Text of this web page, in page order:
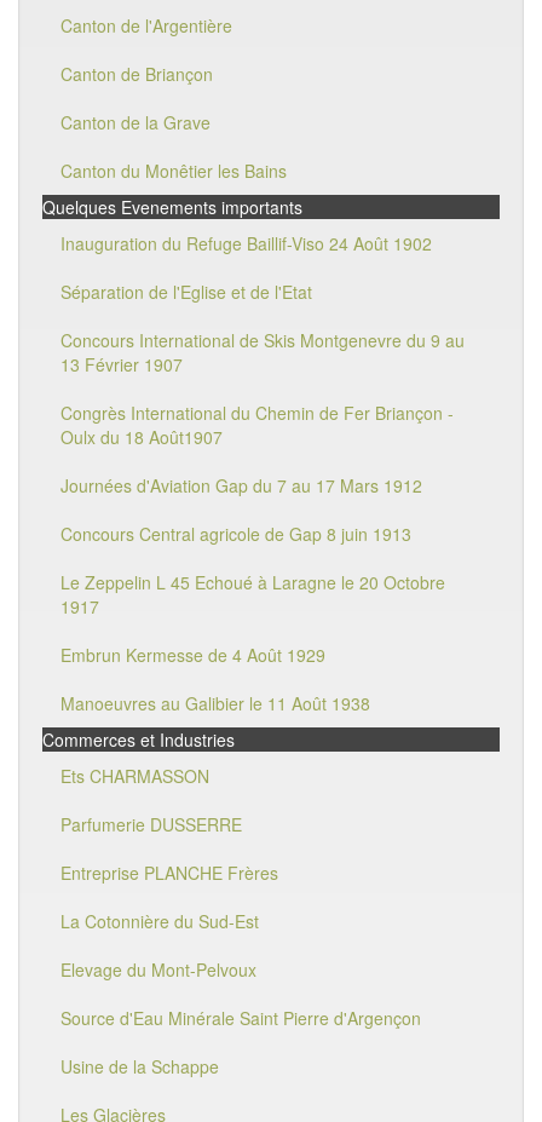
Canton de l'Argentière
Canton de Briançon
Canton de la Grave
Canton du Monêtier les Bains
Quelques Evenements importants
Inauguration du Refuge Baillif-Viso 24 Août 1902
Séparation de l'Eglise et de l'Etat
Concours International de Skis Montgenevre du 9 au
13 Février 1907
Congrès International du Chemin de Fer Briançon -
Oulx du 18 Août1907
Journées d'Aviation Gap du 7 au 17 Mars 1912
Concours Central agricole de Gap 8 juin 1913
Le Zeppelin L 45 Echoué à Laragne le 20 Octobre
1917
Embrun Kermesse de 4 Août 1929
Manoeuvres au Galibier le 11 Août 1938
Commerces et Industries
Ets CHARMASSON
Parfumerie DUSSERRE
Entreprise PLANCHE Frères
La Cotonnière du Sud-Est
Elevage du Mont-Pelvoux
Source d'Eau Minérale Saint Pierre d'Argençon
Usine de la Schappe
Les Glacières